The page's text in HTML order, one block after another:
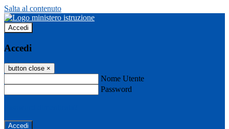
Salta al contenuto
Accedi
Accedi
button close ×
Nome Utente
Password